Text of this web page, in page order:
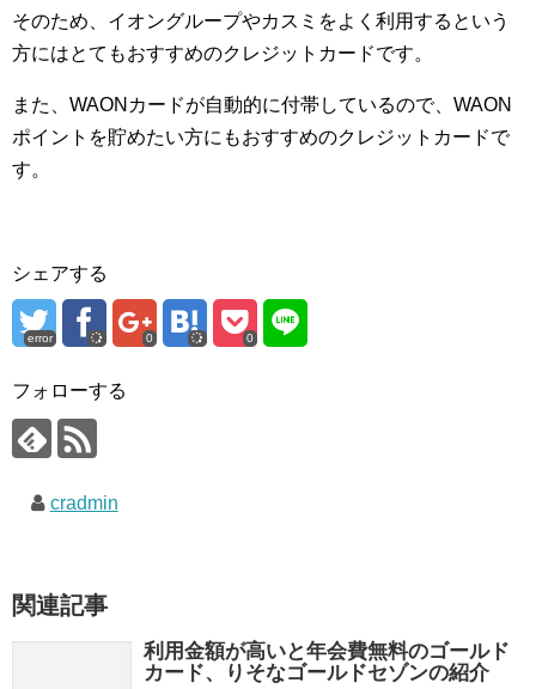
そのため、イオングループやカスミをよく利用するという
方にはとてもおすすめのクレジットカードです。
また、WAONカードが自動的に付帯しているので、WAON
ポイントを貯めたい方にもおすすめのクレジットカードで
す。
シェアする
error 0 0
フォローする
cradmin
関連記事
利用金額が高いと年会費無料のゴールド
カード、りそなゴールドセゾンの紹介